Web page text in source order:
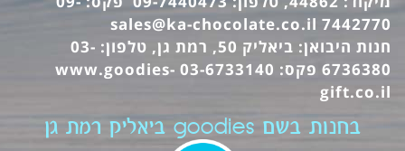
7442770
sales@ka-chocolate.co.il
חנות היבואן: ביאליק 50, רמת גן, טלפון: 03-
6736380 פקס: 03-6733140
www.goodies-
gift.co.il
בחנות בשם goodies ביאליק רמת גן